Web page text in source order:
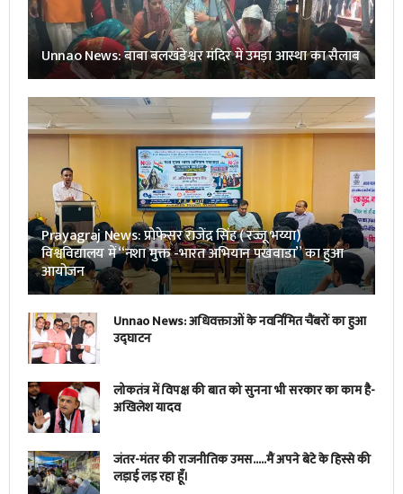
Unnao News: बाबा बलखंडेश्वर मंदिर में उमड़ा आस्था का सैलाब
Prayagraj News: प्रोफेसर राजेंद्र सिंह ( रज्जू भय्या)
विश्वविद्यालय में “नशा मुक्त -भारत अभियान पखवाडा” का हुआ
आयोजन
Unnao News: अधिवक्ताओं के नवर्निमित चैंबरों का हुआ
उद्घाटन
लोकतंत्र में विपक्ष की बात को सुनना भी सरकार का काम है-
अखिलेश यादव
जंतर-मंतर की राजनीतिक उमस…..मैं अपने बेटे के हिस्से की
लड़ाई लड़ रहा हूँ।